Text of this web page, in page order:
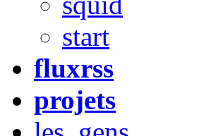
start
fluxrss
projets